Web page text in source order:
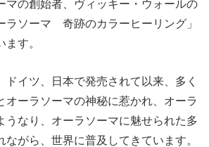
マの創始者、ヴィッキー・ウォールの
ラソーマ 奇跡のカラーヒーリング」
す。
ドイツ、日本で発売されて以来、多く
オーラソーマの神秘に惹かれ、オーラ
うなり、オーラソーマに魅せられた多
ながら、世界に普及してきています。